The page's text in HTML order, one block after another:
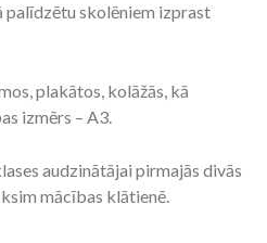
palīdzētu skolēniem izprast
plakātos, kolāžās, kā
izmērs – A3.
audzinātājai pirmajās divās
mācības klātienē.